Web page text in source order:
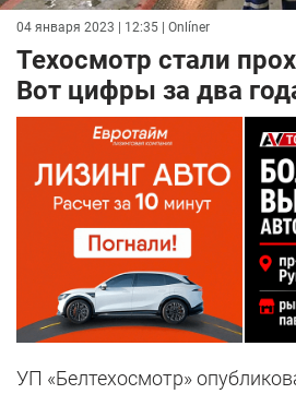
04 января 2023 | 12:35 | Onlíner
Техосмотр стали
Вот цифры за два
УП «Белтехосмотр»